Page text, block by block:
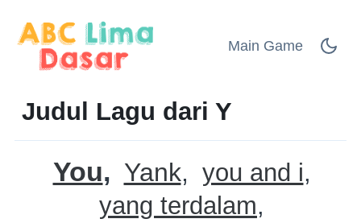
Main Game
Judul Lagu dari Y
You Yank
you and i
yang terdalam